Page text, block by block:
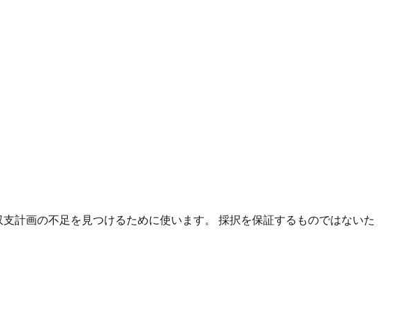
計画の不足を見つけるために使います。 採択を保証するものではないた